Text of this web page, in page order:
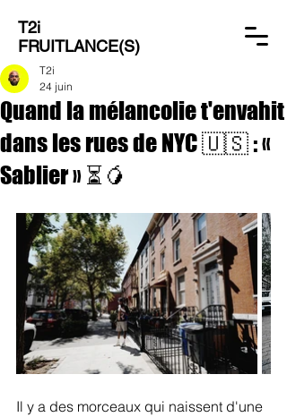
T2i
FRUITLANCE(S)
Quand la mélancolie t'envahit
dans les rues de NYC 🇺🇸 : «
Sablier » ⏳🥭
T2i
24 juin
Il y a des morceaux qui naissent d'une